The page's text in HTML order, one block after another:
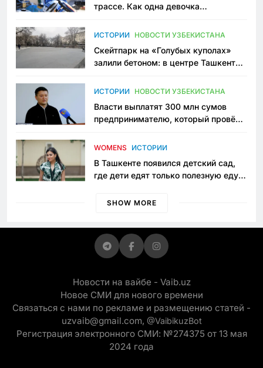
трассе. Как одна девочка
Узбекистане
ИСТОРИИ НОВОСТИ УЗБЕКИСТАНА
Скейтпарк на «Голубых куполах»
залили бетоном: в центре Ташкента
пространство
ИСТОРИИ НОВОСТИ УЗБЕКИСТАНА
Власти выплатят 300 млн сумов
предпринимателю, который провёл
приговору
WOMENS ИСТОРИИ
В Ташкенте появился детский сад,
где дети едят только полезную еду.
просить «кашу без сахара»
SHOW MORE
Новости на вайбе - Vaib.uz
Новое СМИ для нового времени
Связаться с нами по рекламе и размещению статей -
uzvaib@gmail.com, @VaibikuzBot
Регистрация электронного СМИ: №274375 от 13 мая
2024 года